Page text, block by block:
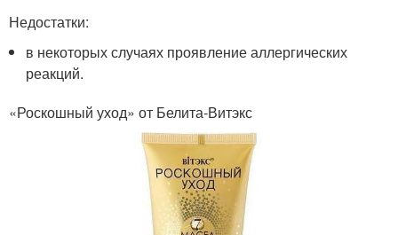
Недостатки:
в некоторых случаях проявление аллергических
реакций.
«Роскошный уход» от Белита-Витэкс